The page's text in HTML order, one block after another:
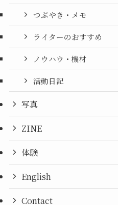
つぶやき・メモ
ライターのおすすめ
ノウハウ・機材
活動日記
写真
ZINE
体験
English
Contact